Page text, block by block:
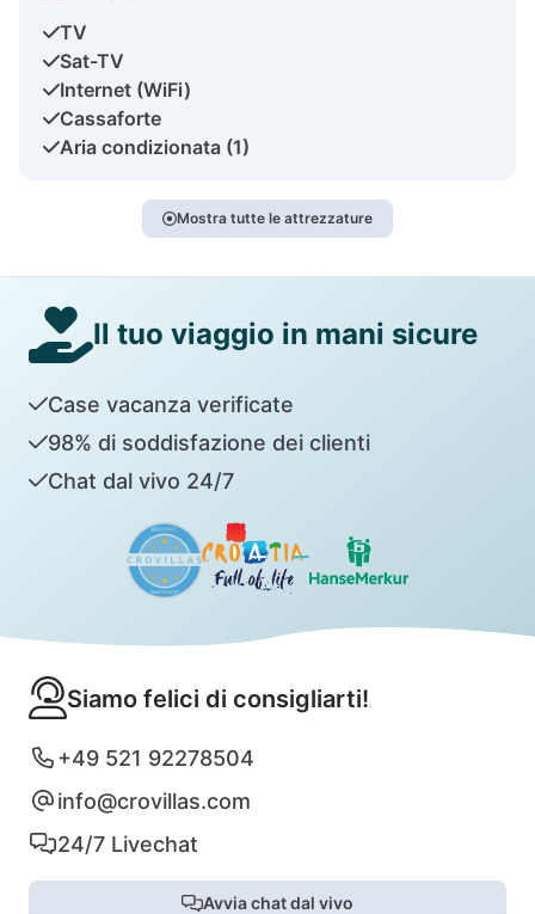
TV
Sat-TV
Internet (WiFi)
Cassaforte
Aria condizionata (1)
Mostra tutte le attrezzature
Il tuo viaggio in mani sicure
Case vacanza verificate
98% di soddisfazione dei clienti
Chat dal vivo 24/7
Siamo felici di consigliarti!
+49 521 92278504
info@crovillas.com
24/7 Livechat
Avvia chat dal vivo